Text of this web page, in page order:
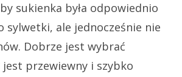
sukienka była odpowiednio
sylwetki, ale jednocześnie nie
Dobrze jest wybrać
przewiewny i szybko